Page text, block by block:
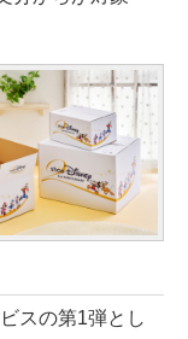
スの第1弾とし